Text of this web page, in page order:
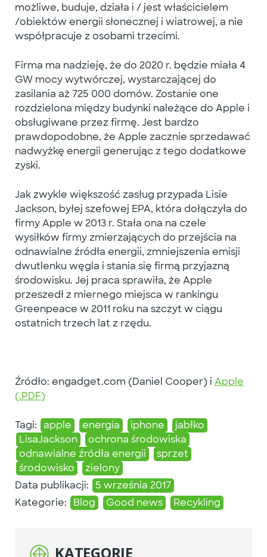
możliwe, buduje, działa i / jest właścicielem
/obiektów energii słonecznej i wiatrowej, a nie
współpracuje z osobami trzecimi.
Firma ma nadzieję, że do 2020 r. będzie miała 4
GW mocy wytwórczej, wystarczającej do
zasilania aż 725 000 domów. Zostanie one
rozdzielona między budynki należące do Apple i
obsługiwane przez firmę. Jest bardzo
prawdopodobne, że Apple zacznie sprzedawać
nadwyżkę energii generując z tego dodatkowe
zyski.
Jak zwykle większość zasług przypada Lisie
Jackson, byłej szefowej EPA, która dołączyła do
firmy Apple w 2013 r. Stała ona na czele
wysiłków firmy zmierzających do przejścia na
odnawialne źródła energii, zmniejszenia emisji
dwutlenku węgla i stania się firmą przyjazną
środowisku. Jej praca sprawiła, że ​​Apple
przeszedł z miernego miejsca w rankingu
Greenpeace w 2011 roku na szczyt w ciągu
ostatnich trzech lat z rzędu.
Źródło: engadget.com (Daniel Cooper) i Apple
(.PDF)
Tagi: apple energia iphone
jabłko
LisaJackson
ochrona środowiska
odnawialne źródła energii
sprzet
środowisko
zielony
Data publikacji:
5 września 2017
Kategorie:
Blog Good news Recykling
KATEGORIE